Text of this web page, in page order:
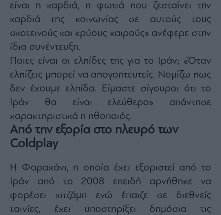
είναι η καρδιά, η φωτιά που ζεσταίνει την
καρδιά της κοινωνίας σε αυτούς τους
σκοτεινούς και κρύους καιρούς» ανέφερε στην
ίδια συνέντευξη.
Ποιες είναι οι ελπίδες της για το Ιράν; «Όταν
ελπίζεις μπορεί να απογοητευτείς. Νομίζω πως
δεν έχουμε ελπίδα. Είμαστε σίγουροι ότι το
Ιράν θα είναι ελεύθερο» απάντησε
χαρακτηριστικά η ηθοποιός.
Από την εξορία στο πλευρό των
Coldplay
Η Φαραχάνι, η οποία έχει εξοριστεί από το
Ιράν από το 2008 επειδή αρνήθηκε να
φορέσει χιτζάμπ ενώ έπαιζε σε διεθνείς
ταινίες, έχει υποστηρίξει δημόσια τις